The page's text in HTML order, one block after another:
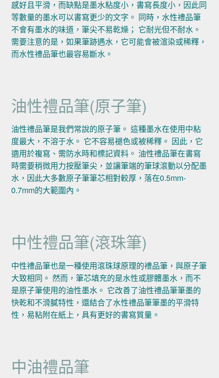
感好且平滑，而缺點是墨水粘度小，書寫長度小，因此同
等數量的墨水可以書寫更少的文字。 同時，水性禮品筆
不會有墨水的味道，筆尖不易乾燥； 它耐光但不耐水。
需要注意的是，如果筆跡遇水，它可能會被渲染或稀釋，
而水性禮品筆也最容易斷水。
油性禮品筆(原子筆)
油性禮品筆是我們常說的原子筆。 這種墨水在使用中粘
度最大，不溶于水。 它不容易褪色或被稀釋。 因此，它
適用於複寫、需防水時和標記資料。 油性禮品筆在書寫
時需要稍微用力按壓筆尖，並讓筆端的筆球滾動以分配墨
水，因此大多數原子筆筆芯相對較厚，落在0.5mm-
0.7mm的大範圍內。
中性禮品筆(滾珠筆)
中性禮品筆也是一種使用滾珠球原理的禮品筆，與原子筆
大致相同。 然而，筆芯填充的是水性或膠體墨水，而不
是原子筆使用的油性墨水。 它改善了油性禮品筆筆墨的
快乾和不滑膩特性，還結合了水性禮品筆筆墨的平滑特
性，易粘附在紙上，具有更好的書寫質量。
中油禮品筆